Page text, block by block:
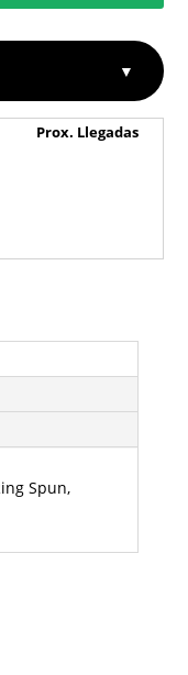
▼
Prox. Llegadas
Spun,